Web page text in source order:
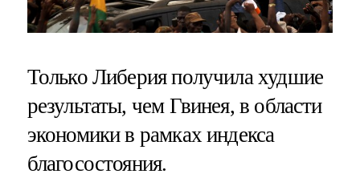
Только Либерия получила худшие
результаты, чем Гвинея, в области
экономики в рамках индекса
благосостояния.